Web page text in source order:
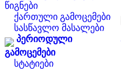
წიგნები
ქართული გამოცემები
სასწავლო მასალები
პერიოდული
გამოცემები
სტატიები